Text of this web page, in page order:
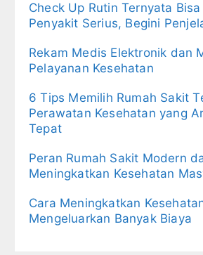
Check Up Rutin Ternyata
Penyakit Serius, Begini
Rekam Medis Elektronik dan
Pelayanan Kesehatan
6 Tips Memilih Rumah Sakit
Perawatan Kesehatan yang
Tepat
Peran Rumah Sakit Modern
Meningkatkan Kesehatan
Cara Meningkatkan
Mengeluarkan Banyak Biaya